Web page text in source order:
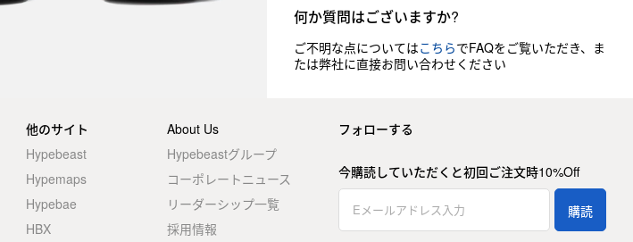
何か質問はございますか?
ご不明な点についてはこちらでFAQをご覧いただき、ま
たは弊社に直接お問い合わせください
他のサイト
Hypebeast
Hypemaps
Hypebae
HBX
About Us
Hypebeastグループ
コーポレートニュース
リーダーシップ一覧
採用情報
フォローする
今購読していただくと初回ご注文時10%Off
購読